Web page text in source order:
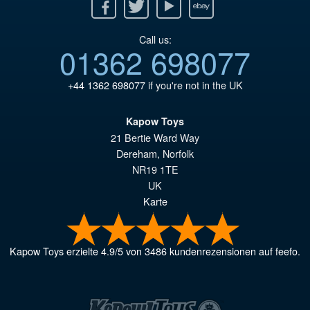
Twitter Youtube Ebay
Call us:
01362 698077
+44 1362 698077if you're not in the UK
Kapow Toys
21 Bertie Ward Way
Dereham, Norfolk
NR19 1TE
UK
Karte
Kapow Toyserzielte4.9/5von3486kundenrezensionen auf feefo.